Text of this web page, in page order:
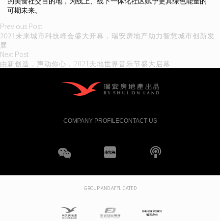
可期未来。
Post
navigation
Previous PostPrevious
post:
2021未来城市科技峰会盛大开幕，瑞安房地产助力智慧城市创新发
展
Next PostNext
post:
由新创造，声动你心，2021天地世界音乐节盛大启幕
COMPANY PROFILECONTACT US
GROUP AND AFFLICATED